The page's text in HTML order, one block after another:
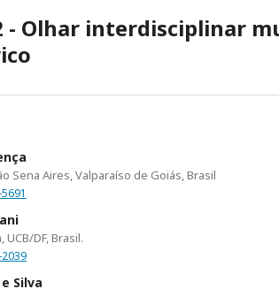
- Olhar interdisciplinar
Sena Aires, Valparaíso de Goiás, Brasil
DF, Brasil.
Silva